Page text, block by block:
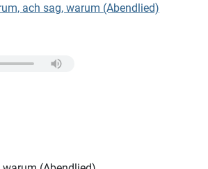
ach sag, warum (Abendlied)